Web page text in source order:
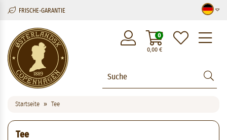
FRISCHE-GARANTIE
0,00€
0
Startseite Tee
Tee